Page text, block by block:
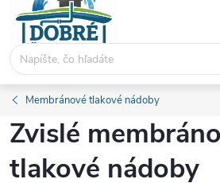
Prejsť
obsah
Membránové tlakové nádoby
Zvislé
tlakové nádoby